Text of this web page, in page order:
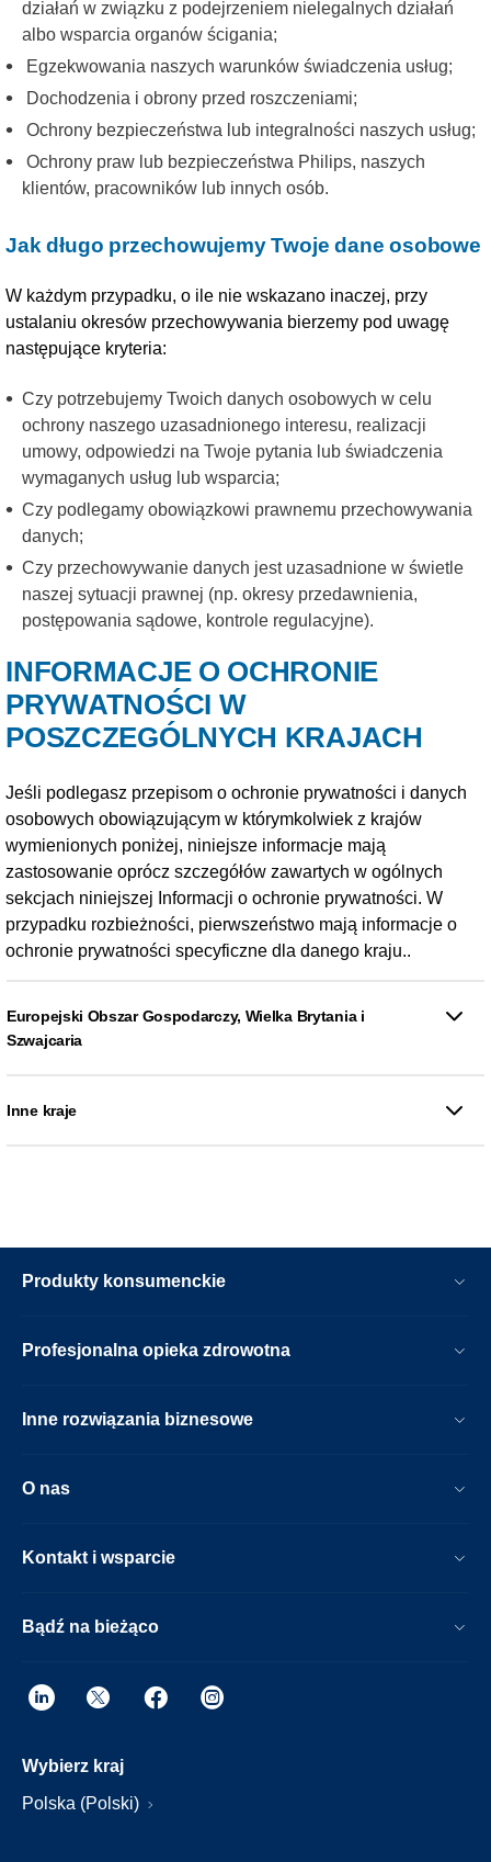
działań w związku z podejrzeniem nielegalnych działań
albo wsparcia organów ścigania;
Egzekwowania naszych warunków świadczenia usług;
Dochodzenia i obrony przed roszczeniami;
Ochrony bezpieczeństwa lub integralności naszych usług;
Ochrony praw lub bezpieczeństwa Philips, naszych
klientów, pracowników lub innych osób.
Jak długo przechowujemy Twoje dane osobowe
W każdym przypadku, o ile nie wskazano inaczej, przy
ustalaniu okresów przechowywania bierzemy pod uwagę
następujące kryteria:
Czy potrzebujemy Twoich danych osobowych w celu
ochrony naszego uzasadnionego interesu, realizacji
umowy, odpowiedzi na Twoje pytania lub świadczenia
wymaganych usług lub wsparcia;
Czy podlegamy obowiązkowi prawnemu przechowywania
danych;
Czy przechowywanie danych jest uzasadnione w świetle
naszej sytuacji prawnej (np. okresy przedawnienia,
postępowania sądowe, kontrole regulacyjne).
INFORMACJE O OCHRONIE
PRYWATNOŚCI W
POSZCZEGÓLNYCH KRAJACH
Jeśli podlegasz przepisom o ochronie prywatności i danych
osobowych obowiązującym w którymkolwiek z krajów
wymienionych poniżej, niniejsze informacje mają
zastosowanie oprócz szczegółów zawartych w ogólnych
sekcjach niniejszej Informacji o ochronie prywatności. W
przypadku rozbieżności, pierwszeństwo mają informacje o
ochronie prywatności specyficzne dla danego kraju..
Europejski Obszar Gospodarczy, Wielka Brytania i
Szwajcaria
Inne kraje
Produkty konsumenckie
Profesjonalna opieka zdrowotna
Inne rozwiązania biznesowe
O nas
Kontakt i wsparcie
Bądź na bieżąco
Wybierz kraj
Polska (Polski)